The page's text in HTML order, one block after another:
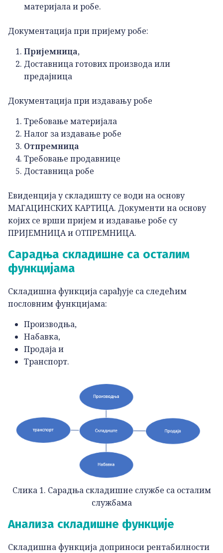
материјала и робе.
Документација при пријему робе:
Пријемница,
Доставница готових производа или
предајница
Документација при издавању робе
Требовање материјала
Налог за издавање робе
Отпремница
Требовање продавнице
Доставница робе
Евиденција у складишту се води на основу
МАГАЦИНСКИХ КАРТИЦА. Документи на основу
којих се врши пријем и издавање робе су
ПРИЈЕМНИЦА и ОТПРЕМНИЦА.
Сарадња складишне са осталим
функцијама
Складишна функција сарађује са следећим
пословним функцијама:
Производња,
Набавка,
Продаја и
Транспорт.
Слика 1. Сарадња складишне службе са осталим
службама
Анализа складишне функције
Складишна функција доприноси рентабилности